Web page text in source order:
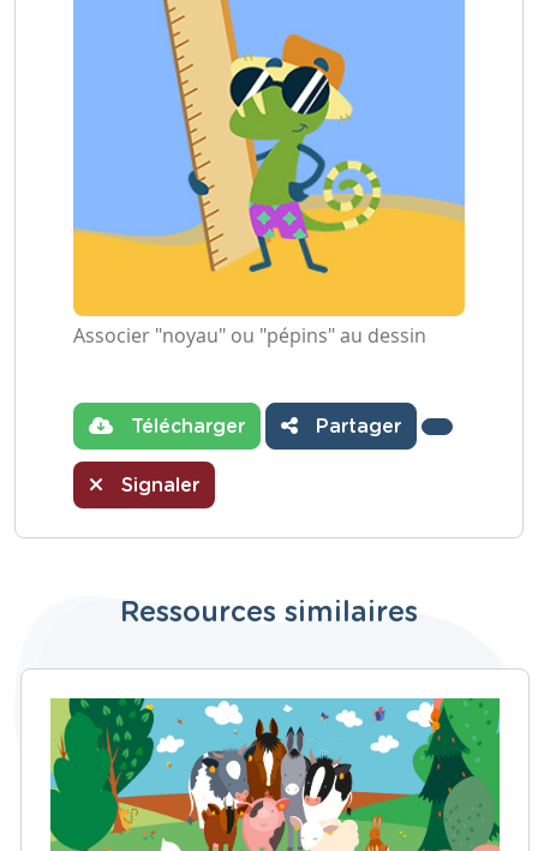
Associer "noyau" ou "pépins" au dessin
Télécharger Partager
Signaler
Ressources similaires